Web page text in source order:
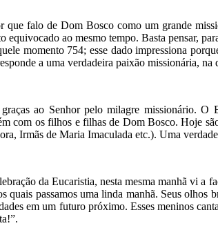
que falo de Dom Bosco como um grande
equivocado ao mesmo tempo. Basta pensar,
momento 754; esse dado impressiona
a uma verdadeira paixão missionária,
ao Senhor pelo milagre missionário. O
com os filhos e filhas de Dom Bosco. Hoje
Irmãs de Maria Imaculada etc.). Uma
da Eucaristia, nesta mesma manhã vi a
quais passamos uma linda manhã. Seus
em um futuro próximo. Esses meninos